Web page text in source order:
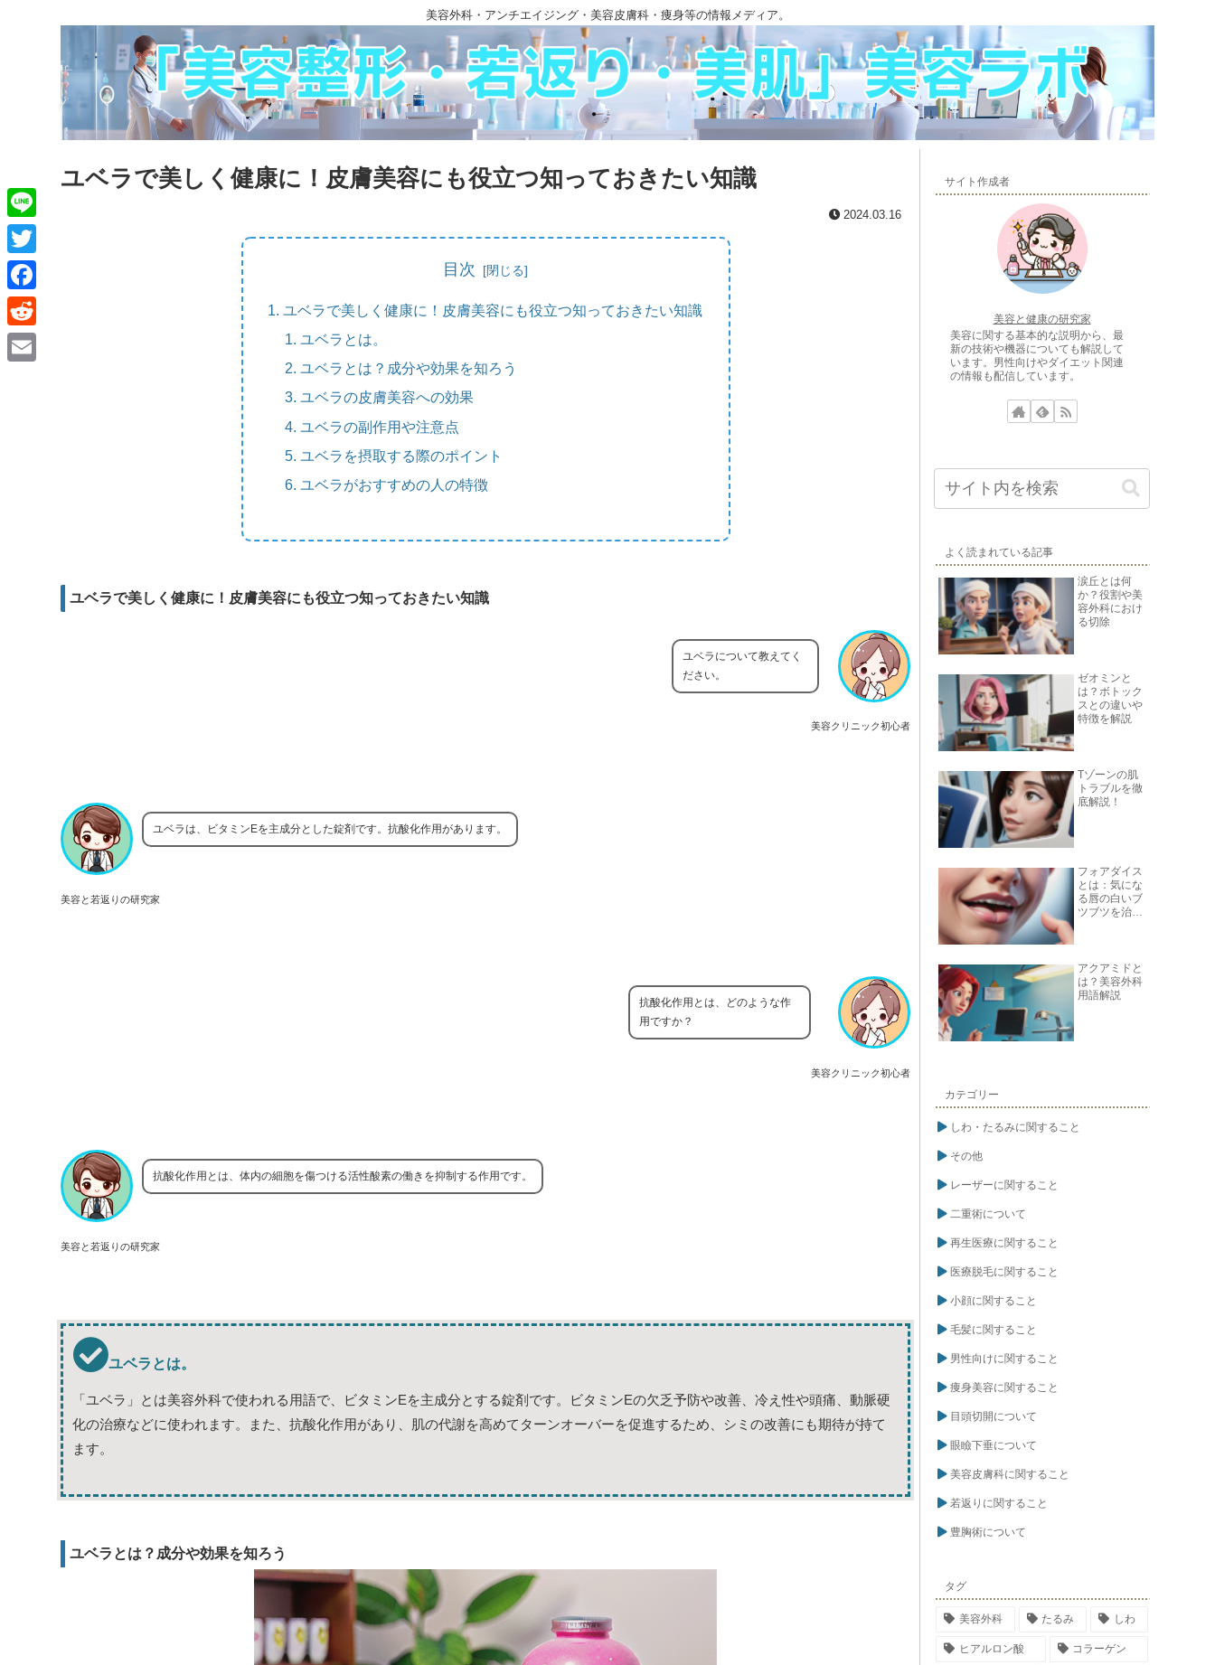
美容外科・アンチエイジング・美容皮膚科・痩身等の情報メディア。
ユベラで美しく健康に！皮膚美容にも役立つ知っておきたい知識
2024.03.16
目次
ユベラで美しく健康に！皮膚美容にも役立つ知っておきたい知識
ユベラとは。
ユベラとは？成分や効果を知ろう
ユベラの皮膚美容への効果
ユベラの副作用や注意点
ユベラを摂取する際のポイント
ユベラがおすすめの人の特徴
ユベラで美しく健康に！皮膚美容にも役立つ知っておきたい知識
美容クリニック初心者
ユベラについて教えてく
ださい。
美容と若返りの研究家
ユベラは、ビタミンEを主成分とした錠剤です。抗酸化作用があります。
美容クリニック初心者
抗酸化作用とは、どのような作
用ですか？
美容と若返りの研究家
抗酸化作用とは、体内の細胞を傷つける活性酸素の働きを抑制する作用です。
ユベラとは。
「ユベラ」とは美容外科で使われる用語で、ビタミンEを主成分とする錠剤です。ビタミンEの欠乏予防や改善、冷え性や頭痛、動脈硬
化の治療などに使われます。また、抗酸化作用があり、肌の代謝を高めてターンオーバーを促進するため、シミの改善にも期待が持て
ます。
ユベラとは？成分や効果を知ろう
サイト作成者
美容と健康の研究家
美容に関する基本的な説明から、最
新の技術や機器についても解説して
います。男性向けやダイエット関連
の情報も配信しています。
よく読まれている記事
涙丘とは何
か？役割や美
容外科におけ
る切除
ゼオミンと
は？ボトック
スとの違いや
特徴を解説
Tゾーンの肌
トラブルを徹
底解説！
フォアダイス
とは：気にな
る唇の白いブ
ツブツを治す
アクアミドと
は？美容外科
用語解説
カテゴリー
しわ・たるみに関すること
その他
レーザーに関すること
二重術について
再生医療に関すること
医療脱毛に関すること
小顔に関すること
毛髪に関すること
男性向けに関すること
痩身美容に関すること
目頭切開について
眼瞼下垂について
美容皮膚科に関すること
若返りに関すること
豊胸術について
タグ
美容外科 たるみ しわ
ヒアルロン酸 コラーゲン
L
i
n
e
T
w
i
t
F
a
c
R